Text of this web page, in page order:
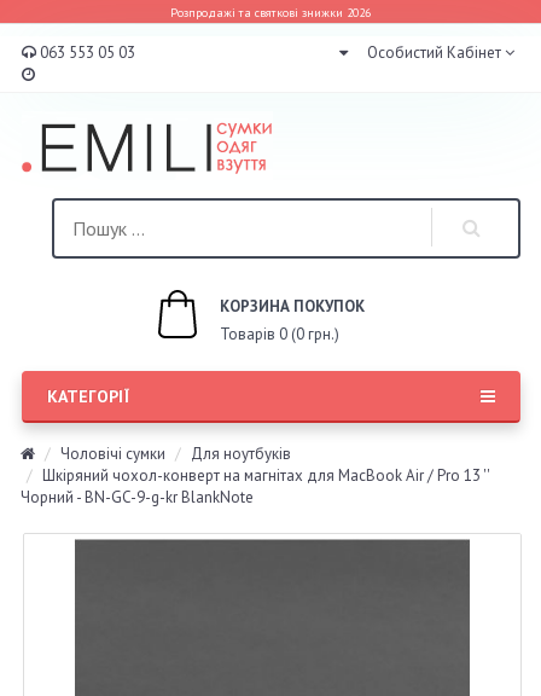
Розпродажі та святкові знижки 2026
063 553 05 03 Особистий Кабінет
КОРЗИНА ПОКУПОК
Товарів 0 (0 грн.)
КАТЕГОРІЇ
Чоловічі сумки
Для ноутбуків
Шкіряний чохол-конверт на магнітах для MacBook Air / Pro 13 ''
Чорний - BN-GC-9-g-kr BlankNote